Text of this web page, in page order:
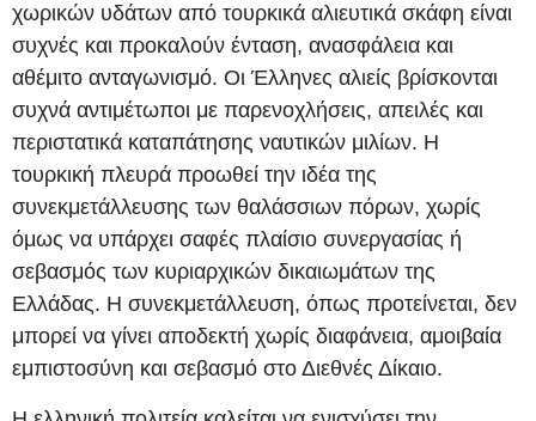
χωρικών υδάτων από τουρκικά αλιευτικά σκάφη είναι
συχνές και προκαλούν ένταση, ανασφάλεια και
αθέμιτο ανταγωνισμό. Οι Έλληνες αλιείς βρίσκονται
συχνά αντιμέτωποι με παρενοχλήσεις, απειλές και
περιστατικά καταπάτησης ναυτικών μιλίων. Η
τουρκική πλευρά προωθεί την ιδέα της
συνεκμετάλλευσης των θαλάσσιων πόρων, χωρίς
όμως να υπάρχει σαφές πλαίσιο συνεργασίας ή
σεβασμός των κυριαρχικών δικαιωμάτων της
Ελλάδας. Η συνεκμετάλλευση, όπως προτείνεται, δεν
μπορεί να γίνει αποδεκτή χωρίς διαφάνεια, αμοιβαία
εμπιστοσύνη και σεβασμό στο Διεθνές Δίκαιο.